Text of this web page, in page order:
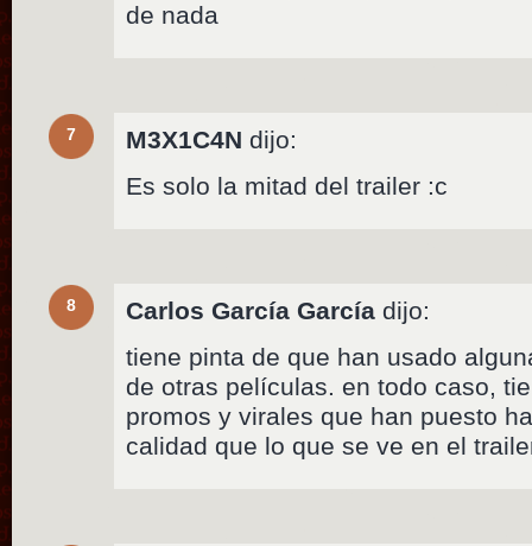
de nada
7 M3X1C4N dijo:
Es solo la mitad del trailer :c
8 Carlos García García dijo:
tiene pinta de que han usado
de otras películas. en todo caso,
promos y virales que han puesto
calidad que lo que se ve en el